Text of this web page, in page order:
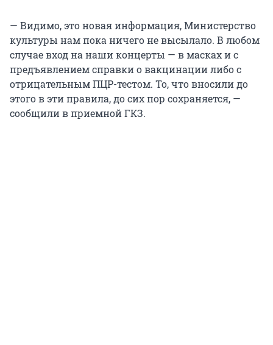
— Видимо, это новая информация, Министерство
культуры нам пока ничего не высылало. В любом
случае вход на наши концерты — в масках и с
предъявлением справки о вакцинации либо с
отрицательным ПЦР-тестом. То, что вносили до
этого в эти правила, до сих пор сохраняется, —
сообщили в приемной ГКЗ.